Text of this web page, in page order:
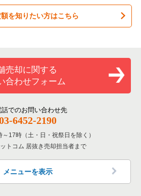
の居抜き売却物件の案件一覧
案件一覧
の案件一覧
売却物件の案件一覧
の居抜き売却物件の案件一覧
売却物件の案件一覧
の居抜き売却物件の案件一覧
売却物件の案件一覧
デリの居抜き売却物件の案件一覧
却物件の案件一覧
ングバーの居抜き売却物件の案件一覧
却物件の案件一覧
却物件の案件一覧
売却物件の案件一覧
売却物件の案件一覧
き売却物件の案件一覧
を知りたい方はこちら
売却に関する
合わせフォーム
話でのお問い合わせ先
6452-2190
17時（土・日・祝祭日を除く）
トコム 居抜き売却担当者まで
メニューを表示